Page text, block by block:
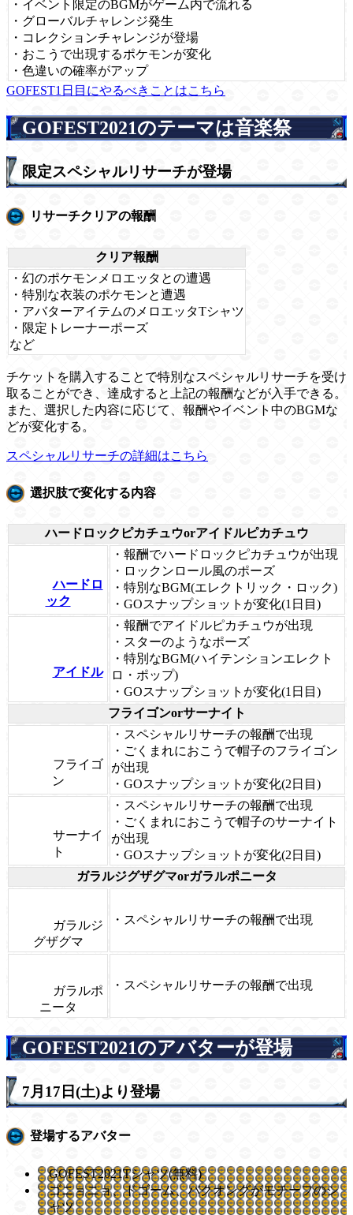
・イベント限定のBGMがゲーム内で流れる
・グローバルチャレンジ発生
・コレクションチャレンジが登場
・おこうで出現するポケモンが変化
・色違いの確率がアップ
GOFEST1日目にやるべきことはこちら
GOFEST2021のテーマは音楽祭
限定スペシャルリサーチが登場
リサーチクリアの報酬
クリア報酬
・幻のポケモンメロエッタとの遭遇
・特別な衣装のポケモンと遭遇
・アバターアイテムのメロエッタTシャツ
・限定トレーナーポーズ
など
チケットを購入することで特別なスペシャルリサーチを受け
取ることができ、達成すると上記の報酬などが入手できる。
また、選択した内容に応じて、報酬やイベント中のBGMな
どが変化する。
スペシャルリサーチの詳細はこちら
選択肢で変化する内容
ハードロックピカチュウorアイドルピカチュウ
ハードロ
ック
・報酬でハードロックピカチュウが出現
・ロックンロール風のポーズ
・特別なBGM(エレクトリック・ロック)
・GOスナップショットが変化(1日目)
アイドル
・報酬でアイドルピカチュウが出現
・スターのようなポーズ
・特別なBGM(ハイテンションエレクト
ロ・ポップ)
・GOスナップショットが変化(1日目)
フライゴンorサーナイト
フライゴ
ン
・スペシャルリサーチの報酬で出現
・ごくまれにおこうで帽子のフライゴン
が出現
・GOスナップショットが変化(2日目)
サーナイ
ト
・スペシャルリサーチの報酬で出現
・ごくまれにおこうで帽子のサーナイト
が出現
・GOスナップショットが変化(2日目)
ガラルジグザグマorガラルポニータ
ガラルジ
グザグマ
・スペシャルリサーチの報酬で出現
ガラルポ
ニータ
・スペシャルリサーチの報酬で出現
GOFEST2021のアバターが登場
7月17日(土)より登場
登場するアバター
GOFEST2021Tシャツ(無料)
ゴニョニョ、ドゴーム、バクオングがモチーフのシ
ャツ